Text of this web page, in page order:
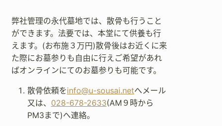
弊社管理の永代墓地では、散骨も行うこと
ができます。法要では、本堂にて供養も行
えます。(お布施３万円)散骨後はお近くに来
た際にお墓参りも自由に行えご希望があれ
ばオンラインにてのお墓参りも可能です。
散骨依頼をinfo@u-sousai.netへメール
又は、 028-678-2633(AM９時から
PM3まで)へ連絡。